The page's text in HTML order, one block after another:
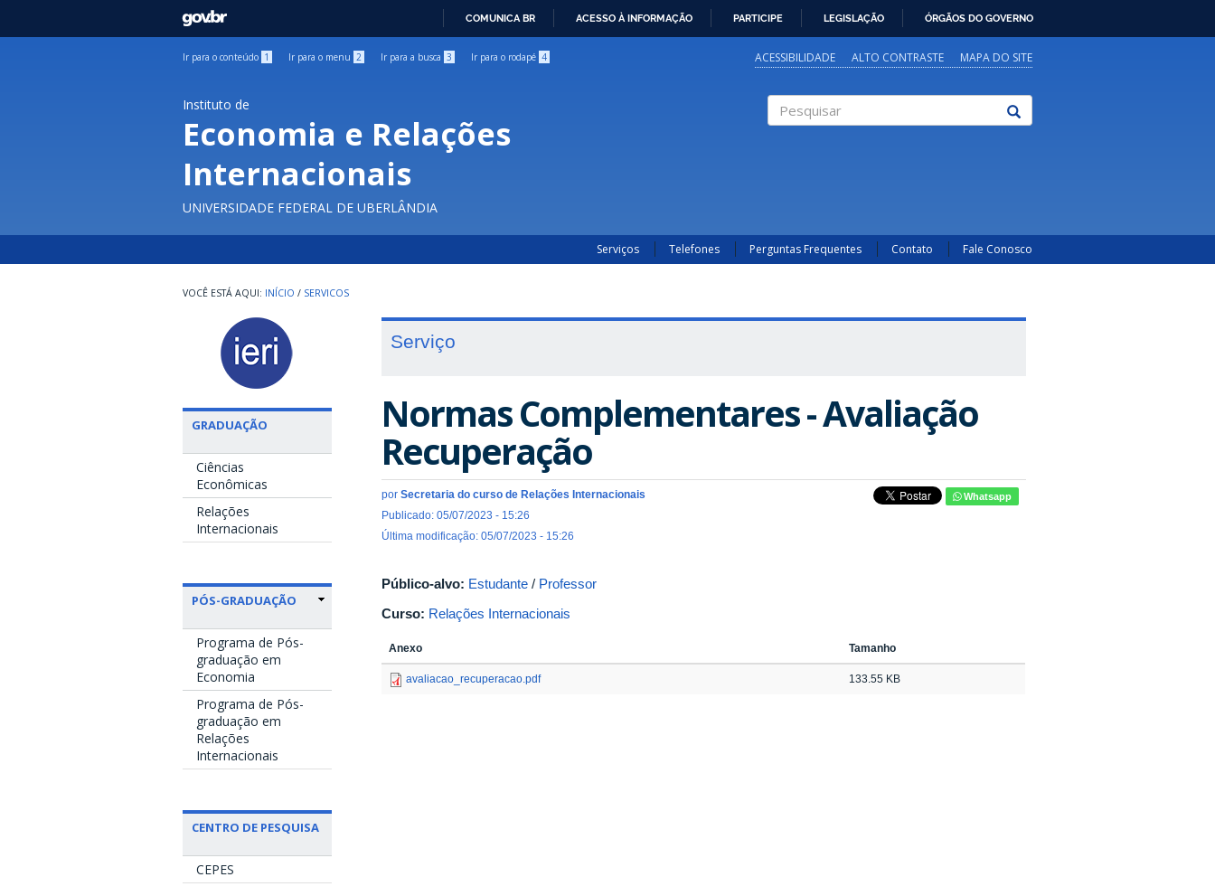
GOVBR
COMUNICA BR ACESSO À INFORMAÇÃO PARTICIPE LEGISLAÇÃO ÓRGÃOS DO GOVERNO
Ir para o conteúdo 1 Ir para o menu 2 Ir para a busca 3 Ir para o rodapé 4 ACESSIBILIDADE ALTO CONTRASTE MAPA DO SITE
Instituto de
Economia e Relações
Internacionais
UNIVERSIDADE FEDERAL DE UBERLÂNDIA
Serviços Telefones Perguntas Frequentes Contato Fale Conosco
INÍCIO / SERVICOS
GRADUAÇÃO
Ciências
Econômicas
Relações
Internacionais
PÓS-GRADUAÇÃO
Programa de Pós-
graduação em
Economia
Programa de Pós-
graduação em
Relações
Internacionais
CENTRO DE PESQUISA
CEPES
Serviço
Normas Complementares - Avaliação
Recuperação
por Secretaria do curso de Relações Internacionais
Publicado: 05/07/2023 - 15:26
Última modificação: 05/07/2023 - 15:26
Whatsapp
Público-alvo: Estudante / Professor
Curso: Relações Internacionais
Anexo Tamanho
avaliacao_recuperacao.pdf 133.55 KB